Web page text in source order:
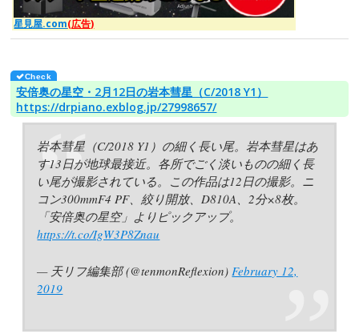
星見屋.com(広告)
安倍奥の星空・2月12日の岩本彗星（C/2018 Y1）
https://drpiano.exblog.jp/27998657/
岩本彗星（C/2018 Y1）の細く長い尾。岩本彗星はあ
す13日が地球最接近。各所でごく淡いものの細く長
い尾が撮影されている。この作品は12日の撮影。ニ
コン300mmF4 PF、絞り開放、D810A、2分×8枚。
「安倍奥の星空」よりピックアップ。
https://t.co/IgW3P8Znau
— 天リフ編集部 (@tenmonReflexion)February 12,
2019